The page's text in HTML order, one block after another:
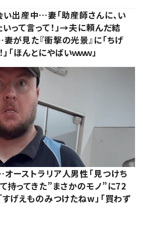
い出産中…妻「助産師さんに、い
って言って！」→夫に頼んだ結
が見た『衝撃の光景』に「ちげ
」「ほんとにやばいｗｗｗ」
ーストラリア人男性「見つけち
持ってきた”まさかのモノ”に72
すげえものみつけたねw」「買わず